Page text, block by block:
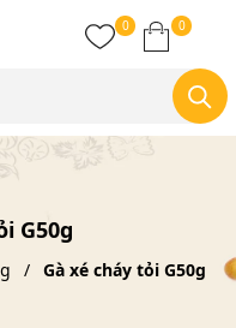
0 0
G50g
Gà xé cháy tỏi G50g